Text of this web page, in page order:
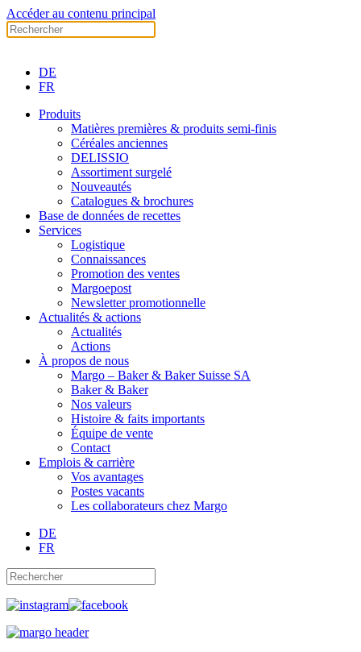
Accéder au contenu principal
DE
FR
Produits
Matières premières & produits semi-finis
Céréales anciennes
DELISSIO
Assortiment surgelé
Nouveautés
Catalogues & brochures
Base de données de recettes
Services
Logistique
Connaissances
Promotion des ventes
Margoepost
Newsletter promotionnelle
Actualités & actions
Actualités
Actions
À propos de nous
Margo – Baker & Baker Suisse SA
Baker & Baker
Nos valeurs
Histoire & faits importants
Équipe de vente
Contact
Emplois & carrière
Vos avantages
Postes vacants
Les collaborateurs chez Margo
DE
FR